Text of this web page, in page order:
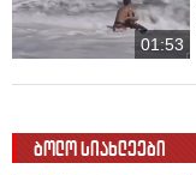
01:53
ბოლო სიახლეები